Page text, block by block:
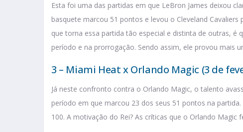
Esta foi uma das partidas em que LeBron James deixou
basquete marcou 51 pontos e levou o Cleveland
que torna essa partida tão especial e distinta de outras,
período e na prorrogação. Sendo assim, ele provou mais
3 – Miami Heat x Orlando Magic (3 de
Já neste confronto contra o Orlando Magic, o talento
período em que marcou 23 dos seus 51 pontos na
100. A motivação do Rei? As críticas que o Orlando